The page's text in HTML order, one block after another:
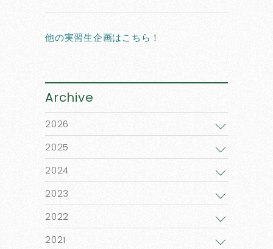
他の実習生企画はこちら！
Archive
2026
2025
2024
2023
2022
2021